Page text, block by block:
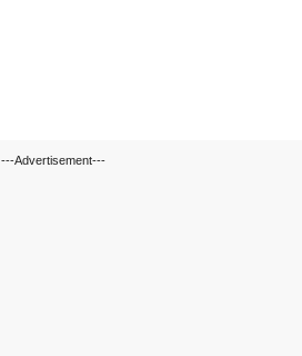
---Advertisement---